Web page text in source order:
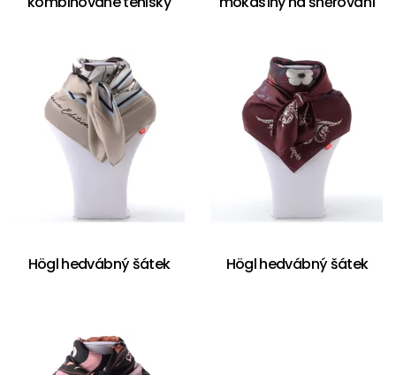
Högl hedvábný šátek Högl hedvábný šátek